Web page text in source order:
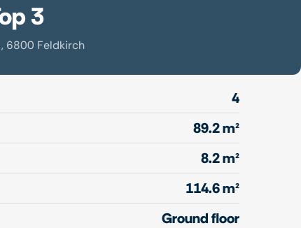
3
6800 Feldkirch
4
89.2 m²
8.2 m²
114.6 m²
Ground floor